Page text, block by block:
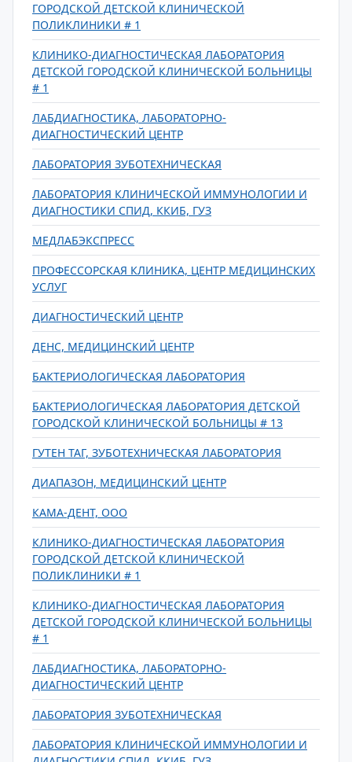
ГОРОДСКОЙ ДЕТСКОЙ КЛИНИЧЕСКОЙ
ПОЛИКЛИНИКИ # 1
КЛИНИКО-ДИАГНОСТИЧЕСКАЯ ЛАБОРАТОРИЯ
ДЕТСКОЙ ГОРОДСКОЙ КЛИНИЧЕСКОЙ БОЛЬНИЦЫ
# 1
ЛАБДИАГНОСТИКА, ЛАБОРАТОРНО-
ДИАГНОСТИЧЕСКИЙ ЦЕНТР
ЛАБОРАТОРИЯ ЗУБОТЕХНИЧЕСКАЯ
ЛАБОРАТОРИЯ КЛИНИЧЕСКОЙ ИММУНОЛОГИИ И
ДИАГНОСТИКИ СПИД, ККИБ, ГУЗ
МЕДЛАБЭКСПРЕСС
ПРОФЕССОРСКАЯ КЛИНИКА, ЦЕНТР МЕДИЦИНСКИХ
УСЛУГ
ДИАГНОСТИЧЕСКИЙ ЦЕНТР
ДЕНС, МЕДИЦИНСКИЙ ЦЕНТР
БАКТЕРИОЛОГИЧЕСКАЯ ЛАБОРАТОРИЯ
БАКТЕРИОЛОГИЧЕСКАЯ ЛАБОРАТОРИЯ ДЕТСКОЙ
ГОРОДСКОЙ КЛИНИЧЕСКОЙ БОЛЬНИЦЫ # 13
ГУТЕН ТАГ, ЗУБОТЕХНИЧЕСКАЯ ЛАБОРАТОРИЯ
ДИАПАЗОН, МЕДИЦИНСКИЙ ЦЕНТР
КАМА-ДЕНТ, ООО
КЛИНИКО-ДИАГНОСТИЧЕСКАЯ ЛАБОРАТОРИЯ
ГОРОДСКОЙ ДЕТСКОЙ КЛИНИЧЕСКОЙ
ПОЛИКЛИНИКИ # 1
КЛИНИКО-ДИАГНОСТИЧЕСКАЯ ЛАБОРАТОРИЯ
ДЕТСКОЙ ГОРОДСКОЙ КЛИНИЧЕСКОЙ БОЛЬНИЦЫ
# 1
ЛАБДИАГНОСТИКА, ЛАБОРАТОРНО-
ДИАГНОСТИЧЕСКИЙ ЦЕНТР
ЛАБОРАТОРИЯ ЗУБОТЕХНИЧЕСКАЯ
ЛАБОРАТОРИЯ КЛИНИЧЕСКОЙ ИММУНОЛОГИИ И